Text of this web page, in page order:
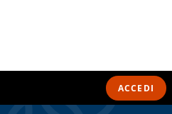
ACCEDI